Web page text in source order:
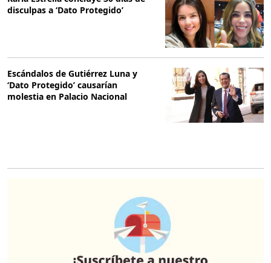
disculpas a ‘Dato Protegido’
Escándalos de Gutiérrez Luna y
‘Dato Protegido’ causarían
molestia en Palacio Nacional